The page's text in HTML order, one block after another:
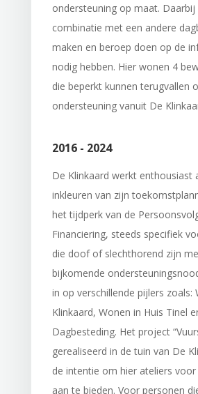
ondersteuning op maat. Daarbij
combinatie met een andere
maken en beroep doen op de
nodig hebben. Hier wonen 4
die beperkt kunnen terugvallen
ondersteuning vanuit De
2016 - 2024
De Klinkaard werkt enthousiast
inkleuren van zijn
het tijdperk van de
Financiering, steeds specifiek
die doof of slechthorend zijn
bijkomende
in op verschillende pijlers zoals:
Klinkaard, Wonen in Huis Tinel
Dagbesteding. Het project
gerealiseerd in de tuin van De
de intentie om hier ateliers
aan te bieden. Voor personen